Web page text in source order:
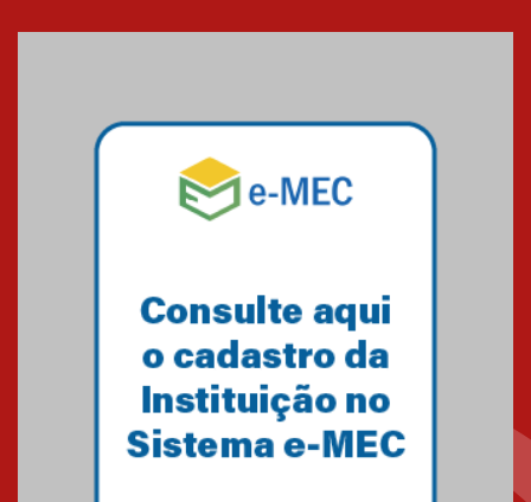
Mackenzie mobiliza campanha
solidária para apoiar famílias em
Minas Gerais
Primeiro culto do ano ressalta o
27.02.2026